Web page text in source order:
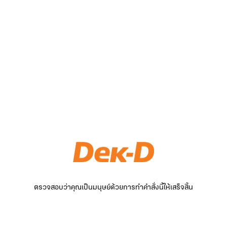
ตรวจสอบว่าคุณเป็นมนุษย์ด้วยการทำคำสั่งนี้ให้เสร็จสิ้น